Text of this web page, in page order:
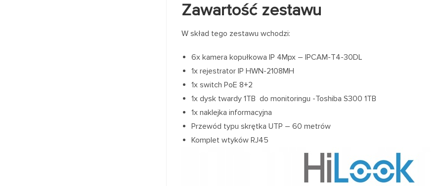
Zawartość zestawu
W skład tego zestawu wchodzi:
6x kamera kopułkowa IP 4Mpx – IPCAM-T4-30DL
1x rejestrator IP HWN-2108MH
1x switch PoE 8+2
1x dysk twardy 1TB do monitoringu -Toshiba S300 1TB
1x naklejka informacyjna
Przewód typu skrętka UTP – 60 metrów
Komplet wtyków RJ45